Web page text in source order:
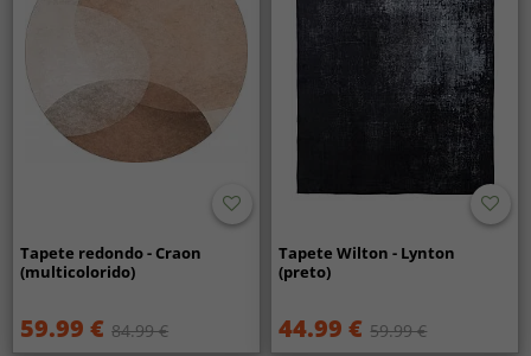
Tapete redondo - Craon
(multicolorido)
59.99 € 84.99 €
Tapete Wilton - Lynton
(preto)
44.99 € 59.99 €